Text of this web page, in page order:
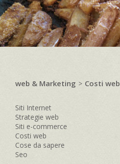
web & Marketing > Costi web
Siti Internet
Strategie web
Siti e-commerce
Costi web
Cose da sapere
Seo